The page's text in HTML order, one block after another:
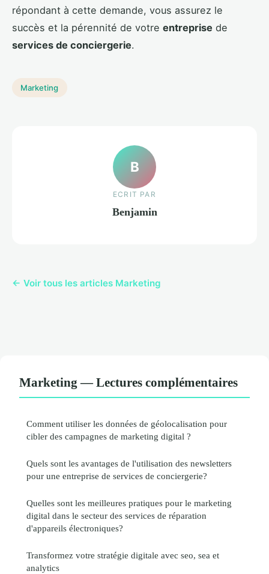
répondant à cette demande, vous assurez le
succès et la pérennité de votre entreprise de
services de conciergerie.
Marketing
B
ECRIT PAR
Benjamin
← Voir tous les articles Marketing
Marketing — Lectures complémentaires
Comment utiliser les données de géolocalisation pour
cibler des campagnes de marketing digital ?
Quels sont les avantages de l'utilisation des newsletters
pour une entreprise de services de conciergerie?
Quelles sont les meilleures pratiques pour le marketing
digital dans le secteur des services de réparation
d'appareils électroniques?
Transformez votre stratégie digitale avec seo, sea et
analytics